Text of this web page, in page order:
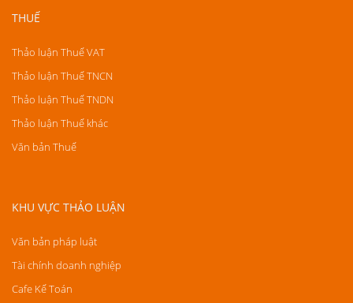
THUẾ
Thảo luận Thuế VAT
Thảo luận Thuế TNCN
Thảo luận Thuế TNDN
Thảo luận Thuế khác
Văn bản Thuế
KHU VỰC THẢO LUẬN
Văn bản pháp luật
Tài chính doanh nghiệp
Cafe Kế Toán